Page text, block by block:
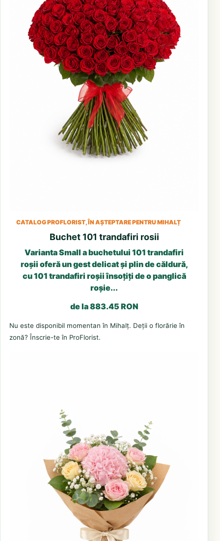
CATALOG PROFLORIST, ÎN AȘTEPTARE PENTRU MIHALȚ
Buchet 101 trandafiri rosii
Varianta Small a buchetului 101 trandafiri
roșii oferă un gest delicat și plin de căldură,
cu 101 trandafiri roșii însoțiți de o panglică
roșie...
de la 883.45 RON
Nu este disponibil momentan în Mihalț. Deții o florărie în
zonă? Înscrie-te în ProFlorist.